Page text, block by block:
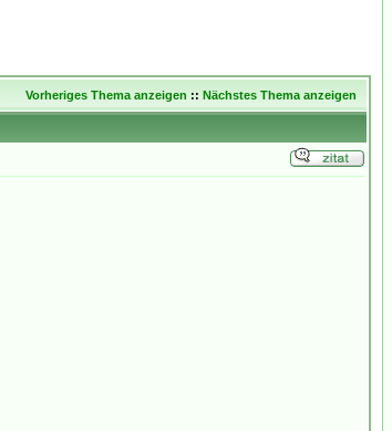
Vorheriges Thema anzeigen :: Nächstes Thema anzeigen